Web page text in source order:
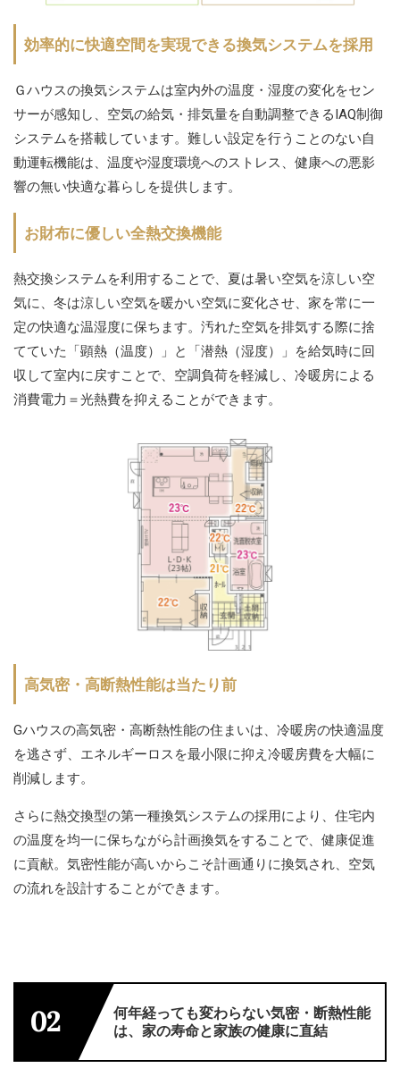
効率的に快適空間を実現できる換気システムを採用
Ｇハウスの換気システムは室内外の温度・湿度の変化をセン
サーが感知し、空気の給気・排気量を自動調整できるIAQ制御
システムを搭載しています。難しい設定を行うことのない自
動運転機能は、温度や湿度環境へのストレス、健康への悪影
響の無い快適な暮らしを提供します。
お財布に優しい全熱交換機能
熱交換システムを利用することで、夏は暑い空気を涼しい空
気に、冬は涼しい空気を暖かい空気に変化させ、家を常に一
定の快適な温湿度に保ちます。汚れた空気を排気する際に捨
てていた「顕熱（温度）」と「潜熱（湿度）」を給気時に回
収して室内に戻すことで、空調負荷を軽減し、冷暖房による
消費電力＝光熱費を抑えることができます。
高気密・高断熱性能は当たり前
Gハウスの高気密・高断熱性能の住まいは、冷暖房の快適温度
を逃さず、エネルギーロスを最小限に抑え冷暖房費を大幅に
削減します。
さらに熱交換型の第一種換気システムの採用により、住宅内
の温度を均一に保ちながら計画換気をすることで、健康促進
に貢献。気密性能が高いからこそ計画通りに換気され、空気
の流れを設計することができます。
02
何年経っても変わらない気密・断熱性能
は、家の寿命と家族の健康に直結